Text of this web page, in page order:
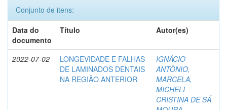
Conjunto de itens:
Data do
documento
Título Autor(es)
2022-07-02
LONGEVIDADE E FALHAS
DE LAMINADOS DENTAIS
NA REGIÃO ANTERIOR
IGNÁCIO
ANTÔNIO,
MARCELA,
MICHELI
CRISTINA DE SÁ